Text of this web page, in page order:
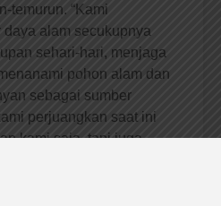
temurun. “Kami
alam secukupnya
sehari-hari, menjaga
pohon alam dan
sebagai sumber
perjuangkan saat ini
kami saja, tapi juga